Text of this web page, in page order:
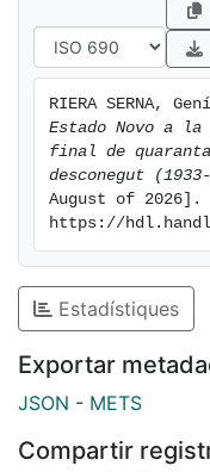
RIERA SERNA,
Estado Novo a
final de
desconegut
August of
https://
Estadístiques
Exportar
JSON - METS
Compartir